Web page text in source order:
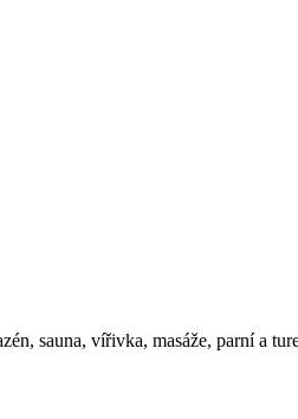
sauna, vířivka, masáže, parní a